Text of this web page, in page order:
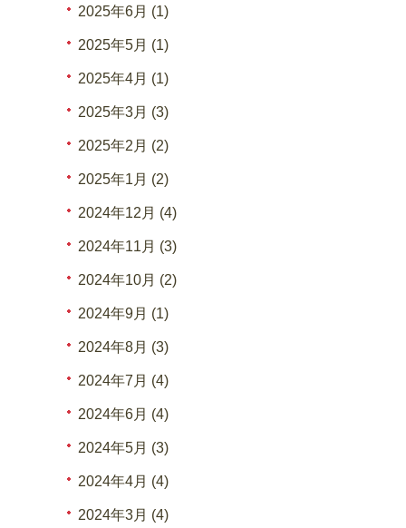
2025年6月 (1)
2025年5月 (1)
2025年4月 (1)
2025年3月 (3)
2025年2月 (2)
2025年1月 (2)
2024年12月 (4)
2024年11月 (3)
2024年10月 (2)
2024年9月 (1)
2024年8月 (3)
2024年7月 (4)
2024年6月 (4)
2024年5月 (3)
2024年4月 (4)
2024年3月 (4)